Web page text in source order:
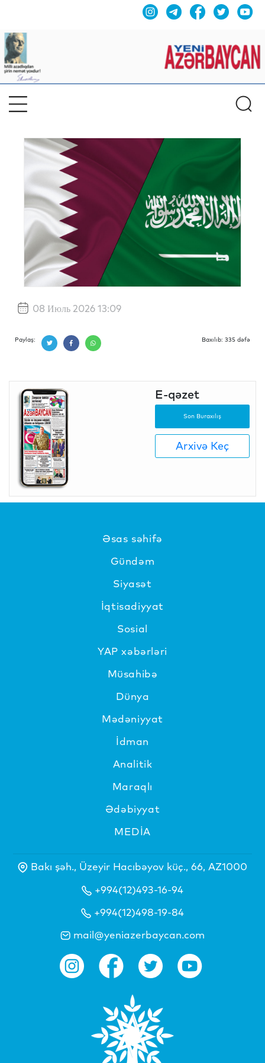
08 Июль 2026 13:09
Paylaş: Baxılıb: 335 dəfə
E-qəzet
Son Buraxılış
Arxivə Keç
Əsas səhifə
Gündəm
Siyasət
İqtisadiyyat
Sosial
YAP xəbərləri
Müsahibə
Dünya
Mədəniyyat
İdman
Analitik
Maraqlı
Ədəbiyyat
MEDİA
Bakı şəh., Üzeyir Hacıbəyov küç., 66, AZ1000
+994(12)493-16-94
+994(12)498-19-84
mail@yeniazerbaycan.com